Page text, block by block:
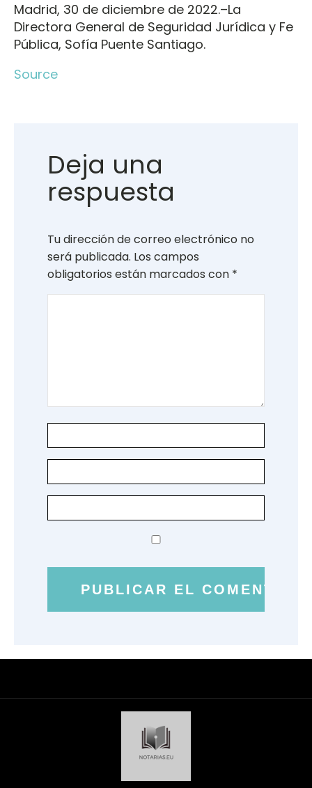
Madrid, 30 de diciembre de 2022.–La
Directora General de Seguridad Jurídica y Fe
Pública, Sofía Puente Santiago.
Source
Deja una
respuesta
Tu dirección de correo electrónico no
será publicada. Los campos
obligatorios están marcados con *